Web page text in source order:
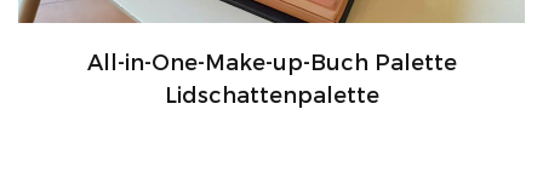
All-in-One-Make-up-Buch Palette
Lidschattenpalette